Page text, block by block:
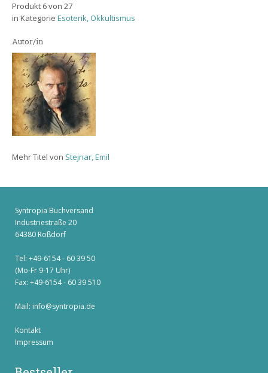
Produkt 6 von 27
in Kategorie Esoterik, Okkultismus
Autor/in
Mehr Titel von Stejnar, Emil
Syntropia Buchversand
Industriestraße 20
64380 Roßdorf
Tel: +49-6154 - 60 39 50
(Mo-Fr 9-17 Uhr)
Fax: +49-6154 - 60 39 510
Mail: info@syntropia.de
Kontakt
Impressum